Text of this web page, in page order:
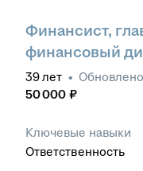
Финансист,
финансовый
39лет • Обновлено
50 000 ₽
Ключевые навыки
Ответственность